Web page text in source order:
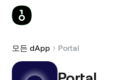
모든 dApp Portal